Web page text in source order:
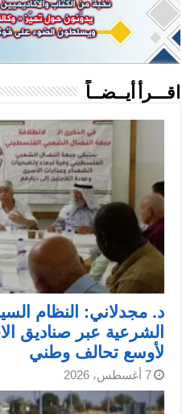
اقـــرأ أيــضــاً
د. مجدلاني: النظام
الشرعية عبر صناديق
لأوسع تحالف وطني
7 أغسطس، 2026